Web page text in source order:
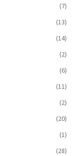
(7)
(13)
(14)
(2)
(6)
(11)
(2)
(20)
(1)
(28)